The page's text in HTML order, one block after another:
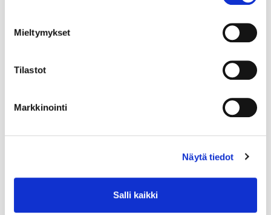
Mieltymykset
Tilastot
Markkinointi
Näytä tiedot
Salli kaikki